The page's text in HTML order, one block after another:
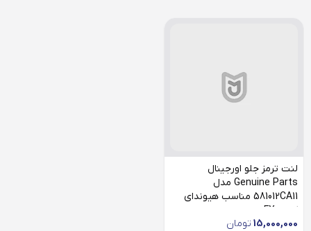
لنت ترمز جلو اورجینال
Genuine Parts مدل
581012CA11 مناسب هیوندای
کوپه FX
15,000,000 تومان